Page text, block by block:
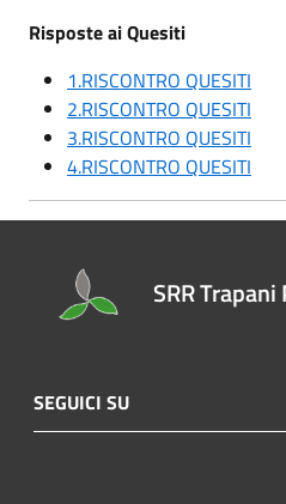
Risposte ai Quesiti
1.RISCONTRO QUESITI
2.RISCONTRO QUESITI
3.RISCONTRO QUESITI
4.RISCONTRO QUESITI
SRR
SEGUICI SU